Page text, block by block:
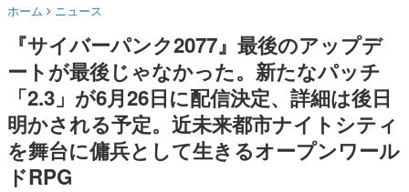
名作ゲームクリエイターの方々に製作時のエピソードをお
きます。
赫本
この物語を解いてはいけない。『赫本』は、〈試験問題〉
の形をした短編ホラー小説集です。
新世代に訊く
これからのデジタルゲーム市場を担う若きクリエイター達
シスマイク』山田三郎役など
ホーム ニュース
『サイバーパンク2077』最後のアップデ
ートが最後じゃなかった。新たなパッチ
「2.3」が6月26日に配信決定、詳細は後日
明かされる予定。近未来都市ナイトシティ
を舞台に傭兵として生きるオープンワール
ドRPG